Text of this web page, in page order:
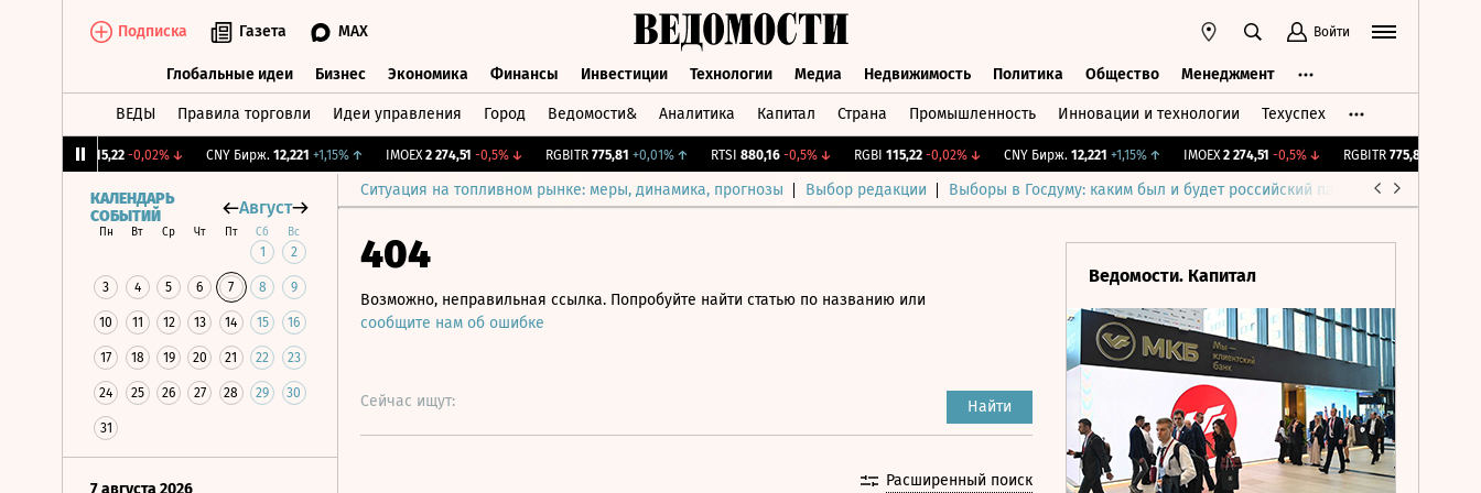
Подписка Газета MAX Войти
Глобальные идеи Бизнес Экономика Финансы Инвестиции Технологии Медиа Недвижимость Политика Общество Менеджмент
ВЕДЫ Правила торговли Идеи управления Город Ведомости& Аналитика Капитал Страна Промышленность Инновации и технологии Техуспех
115,22 -0,02%↓ CNY Бирж. 12,221 +1,15% ↑ IMOEX 2 274,51 -0,5%↓ RGBITR 775,81 +0,01%↑ RTSI 880,16 -0,5%↓ RGBI 115,22 -0,02%↓ CNY Бирж. 12,221 +1,15% ↑ IMOEX 2 274,51 -0,5%↓ RGBITR 775,81 +0,01%
Ситуация на топливном рынке: меры, динамика, прогнозы Выбор редакции Выборы в Госдуму: каким был и будет российский парламент
КАЛЕНДАРЬ
СОБЫТИЙ
Август
Пн Вт Ср Чт Пт Сб Вс
1 2
3 4 5 6 7 8 9
10 11 12 13 14 15 16
17 18 19 20 21 22 23
24 25 26 27 28 29 30
31
7 августа 2026
404
Возможно, неправильная ссылка. Попробуйте найти статью по названию или
сообщите нам об ошибке
Сейчас ищут: Найти
Расширенный поиск
Ведомости. Капитал